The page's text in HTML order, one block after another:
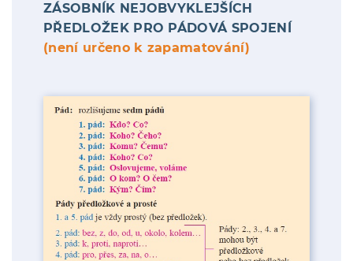
ZÁSOBNÍK NEJOBVYKLEJŠÍCH
PŘEDLOŽEK PRO PÁDOVÁ SPOJENÍ
(není určeno k zapamatování)